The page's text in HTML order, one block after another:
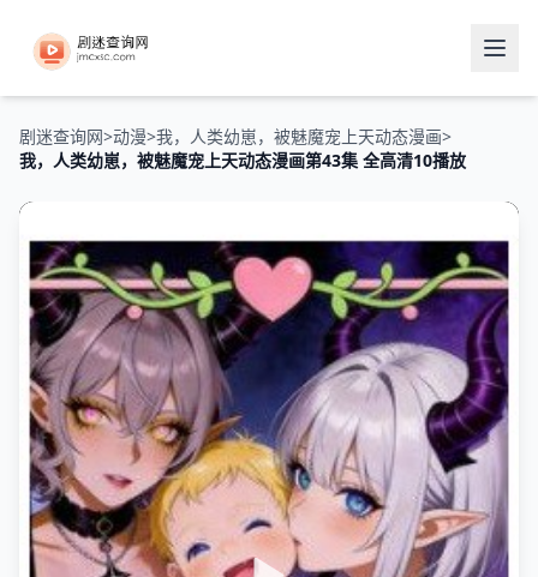
剧迷查询网>动漫>我，人类幼崽，被魅魔宠上天动态漫画>
我，人类幼崽，被魅魔宠上天动态漫画第43集 全高清10播放